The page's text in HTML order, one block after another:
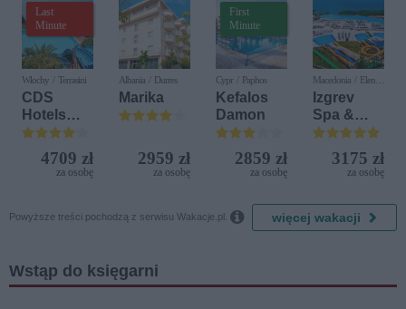
Last
Minute
Włochy / Terrasini
CDS
Hotels
Terrasini
(ex. Citta
del Mare)
4709 zł
za osobę
Albania / Durres
Marika
2959 zł
za osobę
First
Minute
Cypr / Paphos
Kefalos
Damon
2859 zł
za osobę
Macedonia / Elen
Kamen
Izgrev
Spa &
Aquapark
3175 zł
za osobę
Powyższe treści pochodzą z serwisu Wakacje.pl.  więcej wakacji
Wstąp do księgarni